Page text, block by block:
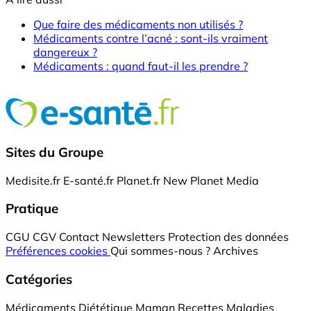
Que faire des médicaments non utilisés ?
Médicaments contre l’acné : sont-ils vraiment
dangereux ?
Médicaments : quand faut-il les prendre ?
Sites du Groupe
Medisite.fr E-santé.fr Planet.fr New Planet Media
Pratique
CGU CGV Contact Newsletters Protection des données
Préférences cookies Qui sommes-nous ? Archives
Catégories
Médicaments Diététique Maman Recettes Maladies